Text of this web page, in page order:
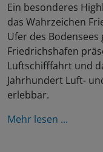
Ein besonderes
das Wahrzeichen
Ufer des
Friedrichshafen
Luftschifffahrt und
Jahrhundert Luft-
erlebbar.
Mehr lesen ...